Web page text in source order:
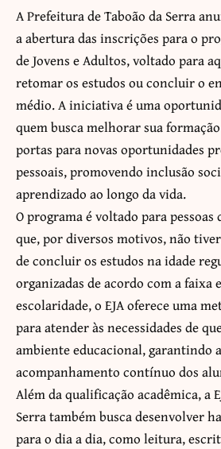
A Prefeitura de Taboão da Serra
a abertura das inscrições para o
de Jovens e Adultos, voltado para
retomar os estudos ou concluir o
médio. A iniciativa é uma
quem busca melhorar sua
portas para novas oportunidades
pessoais, promovendo inclusão
aprendizado ao longo da vida.
O programa é voltado para pessoas
que, por diversos motivos, não
de concluir os estudos na idade
organizadas de acordo com a faixa
escolaridade, o EJA oferece uma
para atender às necessidades de
ambiente educacional, garantindo
acompanhamento contínuo dos
Além da qualificação acadêmica, a
Serra também busca desenvolver
para o dia a dia, como leitura,